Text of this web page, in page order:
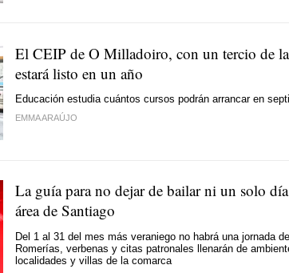
El CEIP de O Milladoiro, con un tercio de
estará listo en un año
Educación estudia cuántos cursos podrán arrancar en
EMMA ARAÚJO
La guía para no dejar de bailar ni un solo
área de Santiago
Del 1 al 31 del mes más veraniego no habrá una jornada
Romerías, verbenas y citas patronales llenarán de
localidades y villas de la comarca